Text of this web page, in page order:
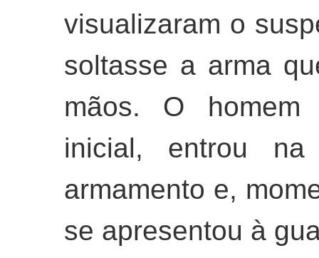
visualizaram o
soltasse a arma
mãos. O homem
inicial, entrou
armamento e,
se apresentou à